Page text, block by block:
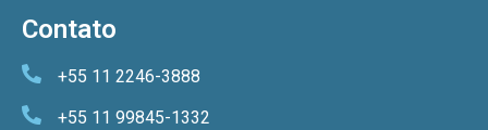
Contato
+55 11 2246-3888
+55 11 99845-1332